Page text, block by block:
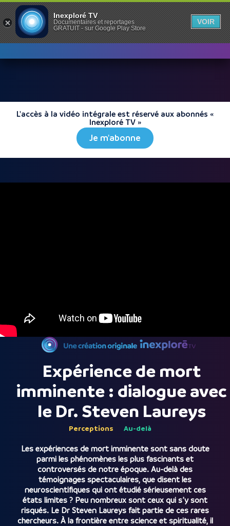
L'accès à la vidéo intégrale est réservé aux abonnés «
Inexploré TV »
Je m'abonne
Expérience de mort
imminente : dialogue avec
le Dr. Steven Laureys
Perceptions Au-delà
Les expériences de mort imminente sont sans doute
parmi les phénomènes les plus fascinants et
controversés de notre époque. Au-delà des
témoignages spectaculaires, que disent les
neuroscientifiques qui ont étudié sérieusement ces
états limites ? Peu nombreux sont ceux qui s’y sont
risqués. Le Dr Steven Laureys fait partie de ces rares
chercheurs. À la frontière entre science et spiritualité, il
Inexploré TV
Documentaires et reportages
GRATUIT - sur Google Play Store
VOIR